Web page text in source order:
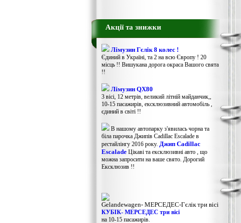
Акції та знижки
Лімузин Гєлік 8 колес !
Єдиний в Україні, та 2 на всю Європу ! 20
місць !! Вишукана дорога окраса Вашого свята
!!
Лімузин QX80
3 вісі, 12 метрів, великий літній майданчик,,
10-15 пасажирів, ексклюзивний автомобіль ,
єдиний в світі !!
В нашому автопарку з'явилась чорна та
біла парочка Джипів Cadillac Escalade в
рестайлінгу 2016 року. Джип Cadillac
Escalade Цікаві та ексклюзивні авто , що
можна запросити на ваше свято. Дорогий
Ексклюзив !!
Gelandewagen​- МЕРСЕДЕС-Гєлік три вісі
КУБІК- МЕРСЕДЕС три вісі
на 10-15 пасажирів.